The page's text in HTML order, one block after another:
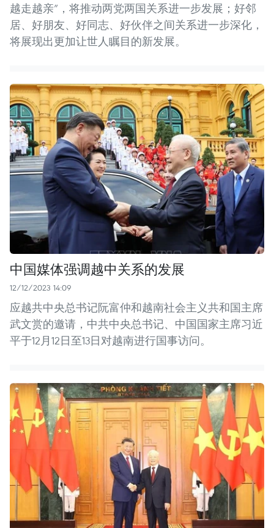
越走越亲”，将推动两党两国关系进一步发展；好邻
居、好朋友、好同志、好伙伴之间关系进一步深化，
将展现出更加让世人瞩目的新发展。
中国媒体强调越中关系的发展
12/12/2023 14:09
应越共中央总书记阮富仲和越南社会主义共和国主席
武文赏的邀请，中共中央总书记、中国国家主席习近
平于12月12日至13日对越南进行国事访问。 ​